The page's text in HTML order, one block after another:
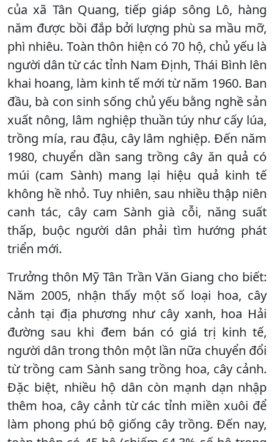
của xã Tân Quang, tiếp giáp sông Lô, hàng
năm được bồi đắp bởi lượng phù sa mầu mỡ,
phì nhiêu. Toàn thôn hiện có 70 hộ, chủ yếu là
người dân từ các tỉnh Nam Định, Thái Bình lên
khai hoang, làm kinh tế mới từ năm 1960. Ban
đầu, bà con sinh sống chủ yếu bằng nghề sản
xuất nông, lâm nghiệp thuần túy như cấy lúa,
trồng mía, rau đậu, cây lâm nghiệp. Đến năm
1980, chuyển dần sang trồng cây ăn quả có
múi (cam Sành) mang lại hiệu quả kinh tế
không hề nhỏ. Tuy nhiên, sau nhiều thập niên
canh tác, cây cam Sành già cỗi, năng suất
thấp, buộc người dân phải tìm hướng phát
triển mới.
Trưởng thôn Mỹ Tân Trần Văn Giang cho biết:
Năm 2005, nhận thấy một số loại hoa, cây
cảnh tại địa phương như cây xanh, hoa Hải
đường sau khi đem bán có giá trị kinh tế,
người dân trong thôn một lần nữa chuyển đổi
từ trồng cam Sành sang trồng hoa, cây cảnh.
Đặc biệt, nhiều hộ dân còn mạnh dạn nhập
thêm hoa, cây cảnh từ các tỉnh miền xuôi để
làm phong phú bộ giống cây trồng. Đến nay,